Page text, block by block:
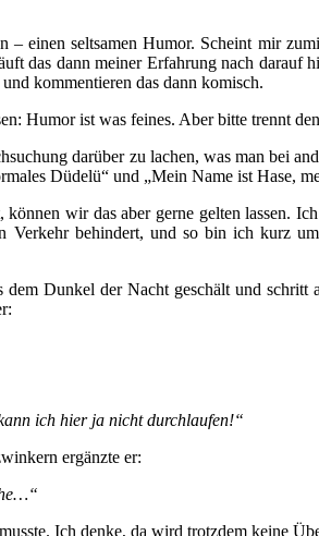
– einen seltsamen Humor. Scheint mir
das dann meiner Erfahrung nach darauf
kommentieren das dann komisch.
Humor ist was feines. Aber bitte trennt
darüber zu lachen, was man bei
Düdelü“ und „Mein Name ist Hase,
wir das aber gerne gelten lassen.
Verkehr behindert, und so bin ich kurz
dem Dunkel der Nacht geschält und
ich hier ja nicht durchlaufen!“
ergänzte er:
Ich denke, da wird trotzdem keine